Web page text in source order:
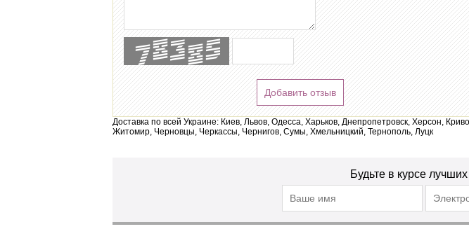
Добавить отзыв
Доставка по всей Украине: Киев, Львов, Одесса, Харьков, Днепропетровск, Херсон,
Житомир, Черновцы, Черкассы, Чернигов, Сумы, Хмельницкий, Тернополь, Луцк
Будьте в курсе